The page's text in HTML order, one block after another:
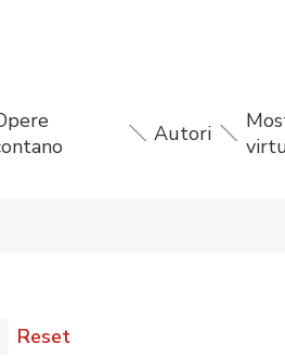
Autori
Reset